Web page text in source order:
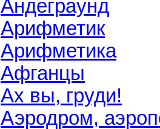
Андеграунд
Арифметик
Арифметика
Афганцы
Ах вы, груди!
Аэродром,